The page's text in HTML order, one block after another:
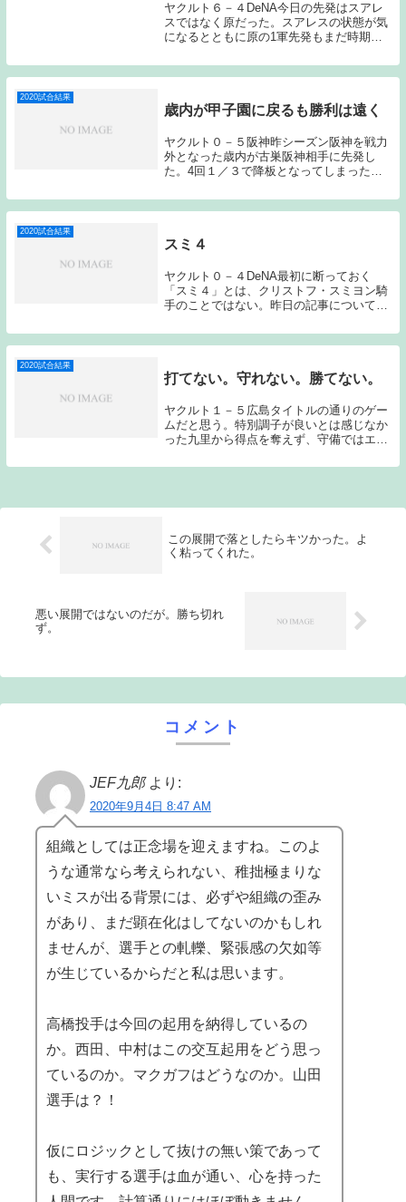
ヤクルト６－４DeNA今日の先発はスアレ
スではなく原だった。スアレスの状態が気
になるとともに原の1軍先発もまだ時期尚
の３失点以降は何とか粘り、５回３失点で
勝ち投手となった。「勝てない投手」、
2020試合結果
歳内が甲子園に戻るも勝利は遠く
ヤクルト０－５阪神昨シーズン阪神を戦力
外となった歳内が古巣阪神相手に先発し
た。4回１／３で降板となってしまった
など阪神先発のエース西勇相手に必死に喰
らい付いてみせた。おそらく歳内にとって
2020試合結果
スミ４
ヤクルト０－４DeNA最初に断っておく
「スミ４」とは、クリストフ・スミヨン騎
手のことではない。昨日の記事についてお
たが、見事にすべってしまった。山中にと
って、ヤクルトにとって初回の倉本に浴び
2020試合結果
打てない。守れない。勝てない。
ヤクルト１－５広島タイトルの通りのゲー
ムだと思う。特別調子が良いとは感じなか
った九里から得点を奪えず、守備ではエス
合の流れを完全に失ってしまった。これで
この展開で落としたらキツかった。よ
く粘ってくれた。
悪い展開ではないのだが。勝ち切れ
ず。
コメント
JEF九郎 より:
2020年9月4日 8:47 AM
組織としては正念場を迎えますね。このよ
うな通常なら考えられない、稚拙極まりな
いミスが出る背景には、必ずや組織の歪み
があり、まだ顕在化はしてないのかもしれ
ませんが、選手との軋轢、緊張感の欠如等
が生じているからだと私は思います。
高橋投手は今回の起用を納得しているの
か。西田、中村はこの交互起用をどう思っ
ているのか。マクガフはどうなのか。山田
選手は？！
仮にロジックとして抜けの無い策であって
も、実行する選手は血が通い、心を持った